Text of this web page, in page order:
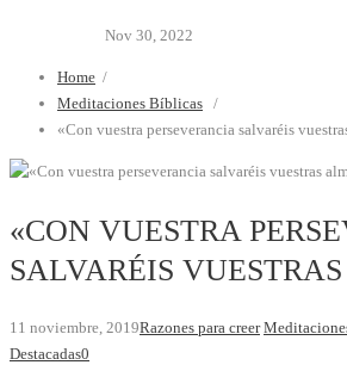
Nov 30, 2022
Home /
Meditaciones Bíblicas /
«Con vuestra perseverancia salvaréis
«CON VUESTRA
SALVARÉIS
11 noviembre, 2019Razones para creer
Destacadas0